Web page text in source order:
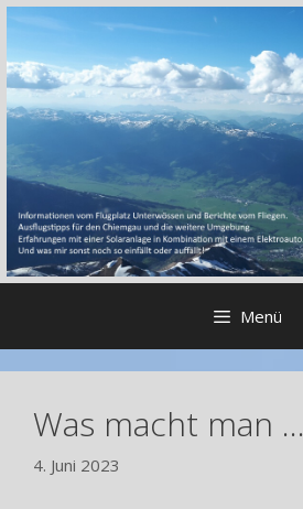
Zum
springen
Menü
Was macht man …
4. Juni 2023